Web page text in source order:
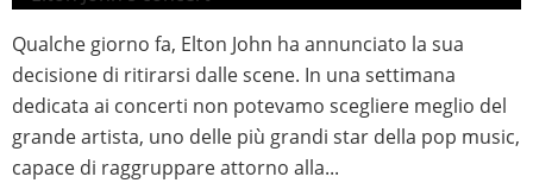
Qualche giorno fa, Elton John ha annunciato la sua
decisione di ritirarsi dalle scene. In una settimana
dedicata ai concerti non potevamo scegliere meglio del
grande artista, uno delle più grandi star della pop music,
capace di raggruppare attorno alla...